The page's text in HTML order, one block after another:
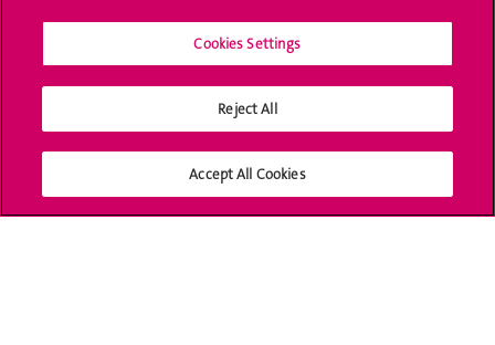
Bibliothèque
Calendrier académique
Accréditation
Cookies Settings
Reject All
Accept All Cookies